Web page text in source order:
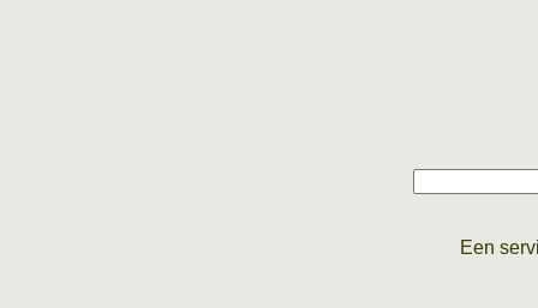
Een